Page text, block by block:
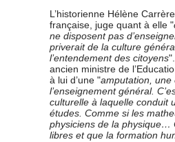
L’historienne Hélène
française, juge quant à elle "
ne disposent pas
priverait de la culture
l’entendement des citoyens
ancien ministre de
à lui d’une "amputation, une
l’enseignement général.
culturelle à laquelle conduit
études. Comme si les
physiciens de la physique…
libres et que la formation